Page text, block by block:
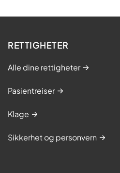
RETTIGHETER
Alle dine rettigheter
Pasientreiser
Klage
Sikkerhet og personvern